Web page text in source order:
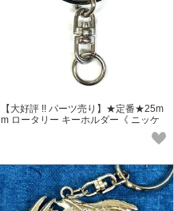
【大好評 !! パーツ売り】★定番★25m
m ロータリー キーホルダー《 ニッケ